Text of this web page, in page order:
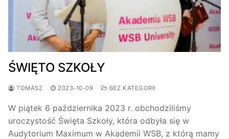
ŚWIĘTO SZKOŁY
TOMASZ 2023-10-09 BEZ KATEGORII
W piątek 6 października 2023 r. obchodziliśmy
uroczystość Święta Szkoły, która odbyła się w
Audytorium Maximum w Akademii WSB, z którą mamy